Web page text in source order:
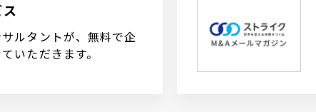
ルタントが、無料で企
いただきます。